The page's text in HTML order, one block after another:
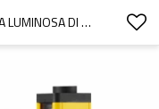
DK-QT16-20-300-2BB｜CORTINA LUMINOSA DI SICUREZZA｜DADISICK